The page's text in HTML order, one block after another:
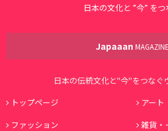
日本の文化と ”今” をつ
Japaaan MAGAZINE
日本の伝統文化と"今"をつなぐ
トップページ
アート
ファッション
雑貨・